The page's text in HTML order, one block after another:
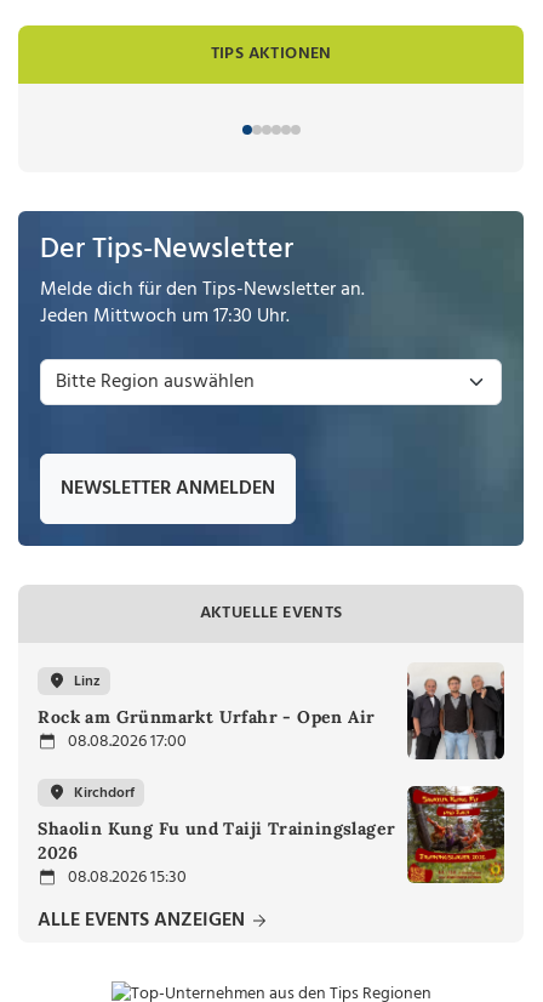
TIPS AKTIONEN
Der Tips-Newsletter
Melde dich für den Tips-Newsletter an.
Jeden Mittwoch um 17:30 Uhr.
NEWSLETTER ANMELDEN
AKTUELLE EVENTS
Linz
Rock am Grünmarkt Urfahr - Open Air
08.08.2026 17:00
Kirchdorf
Shaolin Kung Fu und Taiji Trainingslager
2026
08.08.2026 15:30
ALLE EVENTS ANZEIGEN